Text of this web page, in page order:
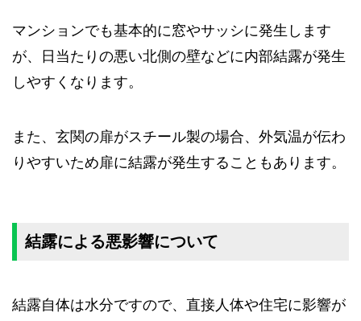
マンションでも基本的に窓やサッシに発生します
が、日当たりの悪い北側の壁などに内部結露が発生
しやすくなります。
また、玄関の扉がスチール製の場合、外気温が伝わ
りやすいため扉に結露が発生することもあります。
結露による悪影響について
結露自体は水分ですので、直接人体や住宅に影響が